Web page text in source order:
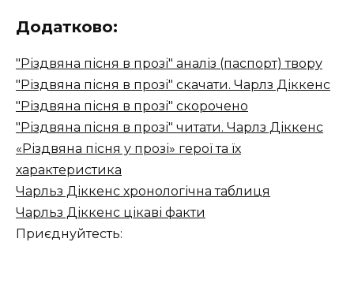
Додатково:
"Різдвяна пісня в прозі" аналіз (паспорт) твору
"Різдвяна пісня в прозі" скачати. Чарлз Діккенс
"Різдвяна пісня в прозі" скорочено
"Різдвяна пісня в прозі" читати. Чарлз Діккенс
«Різдвяна пісня у прозі» герої та їх
характеристика
Чарльз Діккенс хронологічна таблиця
Чарльз Діккенс цікаві факти
Приєднуйтесть: